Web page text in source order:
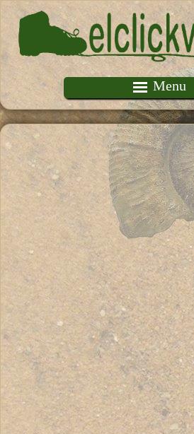
Pasar al contenido principal
Menu